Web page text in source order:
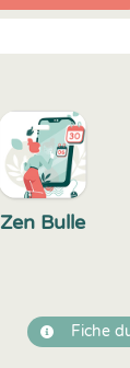
Zen Bulle
Fiche